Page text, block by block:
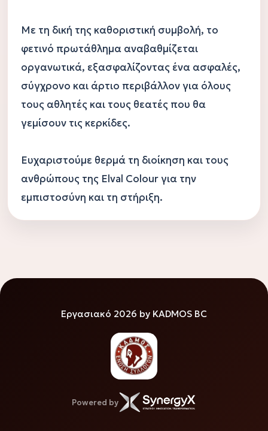
Με τη δική της καθοριστική συμβολή, το
φετινό πρωτάθλημα αναβαθμίζεται
οργανωτικά, εξασφαλίζοντας ένα ασφαλές,
σύγχρονο και άρτιο περιβάλλον για όλους
τους αθλητές και τους θεατές που θα
γεμίσουν τις κερκίδες.
Ευχαριστούμε θερμά τη διοίκηση και τους
ανθρώπους της Elval Colour για την
εμπιστοσύνη και τη στήριξη.
Εργασιακό 2026 by KADMOS BC
Powered by